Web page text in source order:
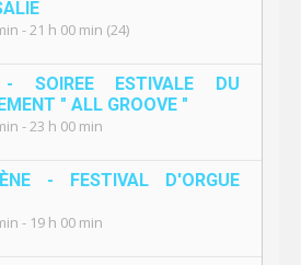
- 21 h 00 min (24)
- SOIREE ESTIVALE DU
" ALL GROOVE "
- 23 h 00 min
- FESTIVAL D'ORGUE
- 19 h 00 min